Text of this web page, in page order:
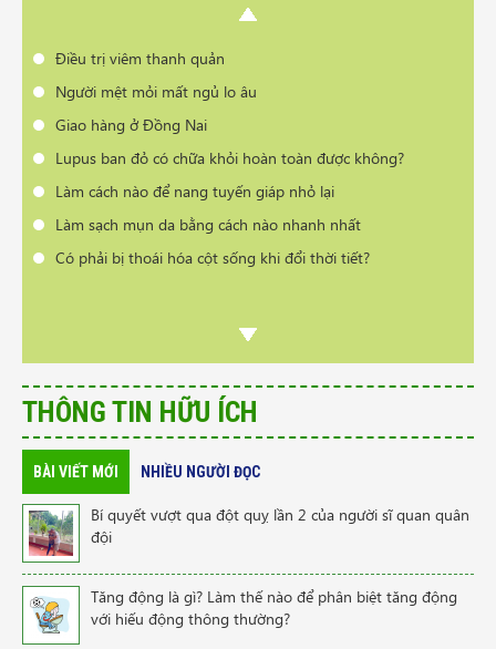
Cần tư vấn sản phẩm trị vẩy nến da đầu
Điều trị viêm thanh quản
Người mệt mỏi mất ngủ lo âu
Giao hàng ở Đồng Nai
Lupus ban đỏ có chữa khỏi hoàn toàn được không?
Làm cách nào để nang tuyến giáp nhỏ lại
Làm sạch mụn da bằng cách nào nhanh nhất
Có phải bị thoái hóa cột sống khi đổi thời tiết?
THÔNG TIN HỮU ÍCH
BÀI VIẾT MỚI NHIỀU NGƯỜI ĐỌC
Bí quyết vượt qua đột quỵ lần 2 của người sĩ quan quân
đội
Tăng động là gì? Làm thế nào để phân biệt tăng động
với hiếu động thông thường?